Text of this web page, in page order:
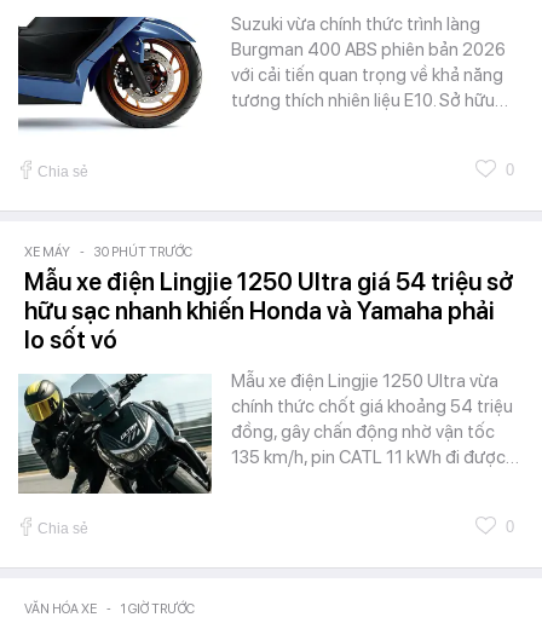
Suzuki vừa chính thức trình làng
Burgman 400 ABS phiên bản 2026
với cải tiến quan trọng về khả năng
tương thích nhiên liệu E10. Sở hữu…
Chia sẻ 0
XE MÁY - 30 PHÚT TRƯỚC
Mẫu xe điện Lingjie 1250 Ultra giá 54 triệu sở
hữu sạc nhanh khiến Honda và Yamaha phải
lo sốt vó
Mẫu xe điện Lingjie 1250 Ultra vừa
chính thức chốt giá khoảng 54 triệu
đồng, gây chấn động nhờ vận tốc
135 km/h, pin CATL 11 kWh đi được…
Chia sẻ 0
VĂN HÓA XE - 1 GIỜ TRƯỚC